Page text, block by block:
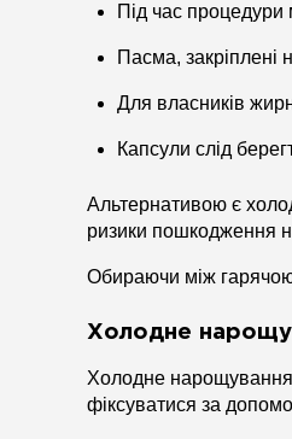
Під час
Пасма, закріплені
Для власників
Капсули слід
Альтернативою є
ризики пошкодження
Обираючи між
Холодне
Холодне нарощування
фіксуватися за